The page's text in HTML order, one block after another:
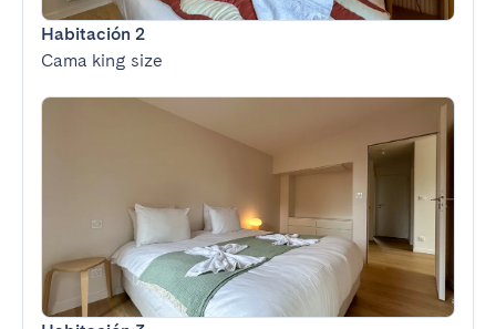
Habitación 2
Cama king size